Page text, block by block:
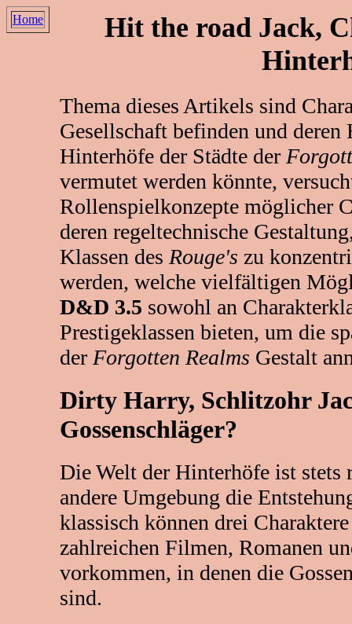
Home
Hit the road Jack,
Thema dieses Artikels sind
Gesellschaft befinden und
Hinterhöfe der Städte der
vermutet werden könnte,
Rollenspielkonzepte möglicher
deren regeltechnische
Klassen des Rouge's zu
werden, welche vielfältigen
D&D 3.5 sowohl an
Prestigeklassen bieten, um die
der Forgotten Realms Gestalt
Dirty Harry, Schlitzohr
Gossenschläger?
Die Welt der Hinterhöfe ist stets
andere Umgebung die
klassisch können drei
zahlreichen Filmen, Romanen
vorkommen, in denen die
sind.